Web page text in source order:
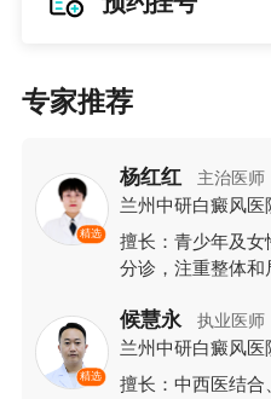
专家推荐
精选
杨红红 主治医师
兰州中研白癜风医
擅长：青少年及女
分诊，注重整体和
精选
候慧永 执业医师
兰州中研白癜风医
擅长：中西医结合